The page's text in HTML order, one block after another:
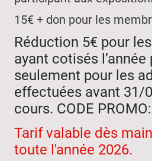
15€ + don pour les
Réduction 5€ pour
ayant cotisés l’année
seulement pour les
effectuées avant 31/
cours. CODE PROMO:
Tarif valable dès
toute l'année 2026.